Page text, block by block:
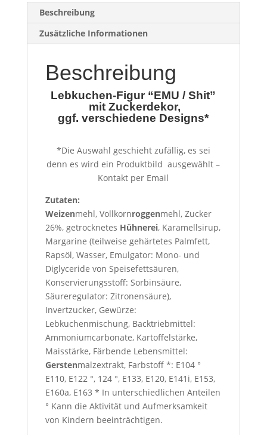
Beschreibung
Zusätzliche Informationen
Beschreibung
Lebkuchen-Figur “EMU / Shit”
mit Zuckerdekor,
ggf. verschiedene Designs*
*Die Auswahl geschieht zufällig, es sei
denn es wird ein Produktbild ausgewählt –
Kontakt per Email
Zutaten:
Weizenmehl, Vollkornroggenmehl, Zucker
26%, getrocknetes Hühnerei, Karamellsirup,
Margarine (teilweise gehärtetes Palmfett,
Rapsöl, Wasser, Emulgator: Mono- und
Diglyceride von Speisefettsäuren,
Konservierungsstoff: Sorbinsäure,
Säureregulator: Zitronensäure),
Invertzucker, Gewürze:
Lebkuchenmischung, Backtriebmittel:
Ammoniumcarbonate, Kartoffelstärke,
Maisstärke, Färbende Lebensmittel:
Gerstenmalzextrakt, Farbstoff *: E104 °
E110, E122 °, 124 °, E133, E120, E141i, E153,
E160a, E163 * In unterschiedlichen Anteilen
° Kann die Aktivität und Aufmerksamkeit
von Kindern beeinträchtigen.